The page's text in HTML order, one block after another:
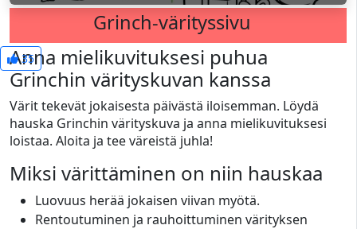
Grinch-värityssivu
35
Anna mielikuvituksesi puhua
Grinchin värityskuvan kanssa
Värit tekevät jokaisesta päivästä iloisemman. Löydä
hauska Grinchin värityskuva ja anna mielikuvituksesi
loistaa. Aloita ja tee väreistä juhla!
Miksi värittäminen on niin hauskaa
Luovuus herää jokaisen viivan myötä.
Rentoutuminen ja rauhoittuminen värityksen